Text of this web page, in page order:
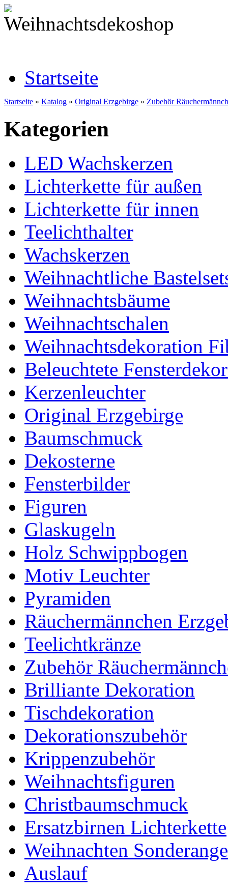
Startseite
Startseite » Katalog » Original Erzgebirge » Zubehör
Kategorien
LED Wachskerzen
Lichterkette für außen
Lichterkette für innen
Teelichthalter
Wachskerzen
Weihnachtliche
Weihnachtsbäume
Weihnachtschalen
Weihnachtsdekoration
Beleuchtete
Kerzenleuchter
Original Erzgebirge
Baumschmuck
Dekosterne
Fensterbilder
Figuren
Glaskugeln
Holz Schwippbogen
Motiv Leuchter
Pyramiden
Räuchermännchen
Teelichtkränze
Zubehör
Brilliante Dekoration
Tischdekoration
Dekorationszubehör
Krippenzubehör
Weihnachtsfiguren
Christbaumschmuck
Ersatzbirnen Lichterkette
Weihnachten
Auslauf